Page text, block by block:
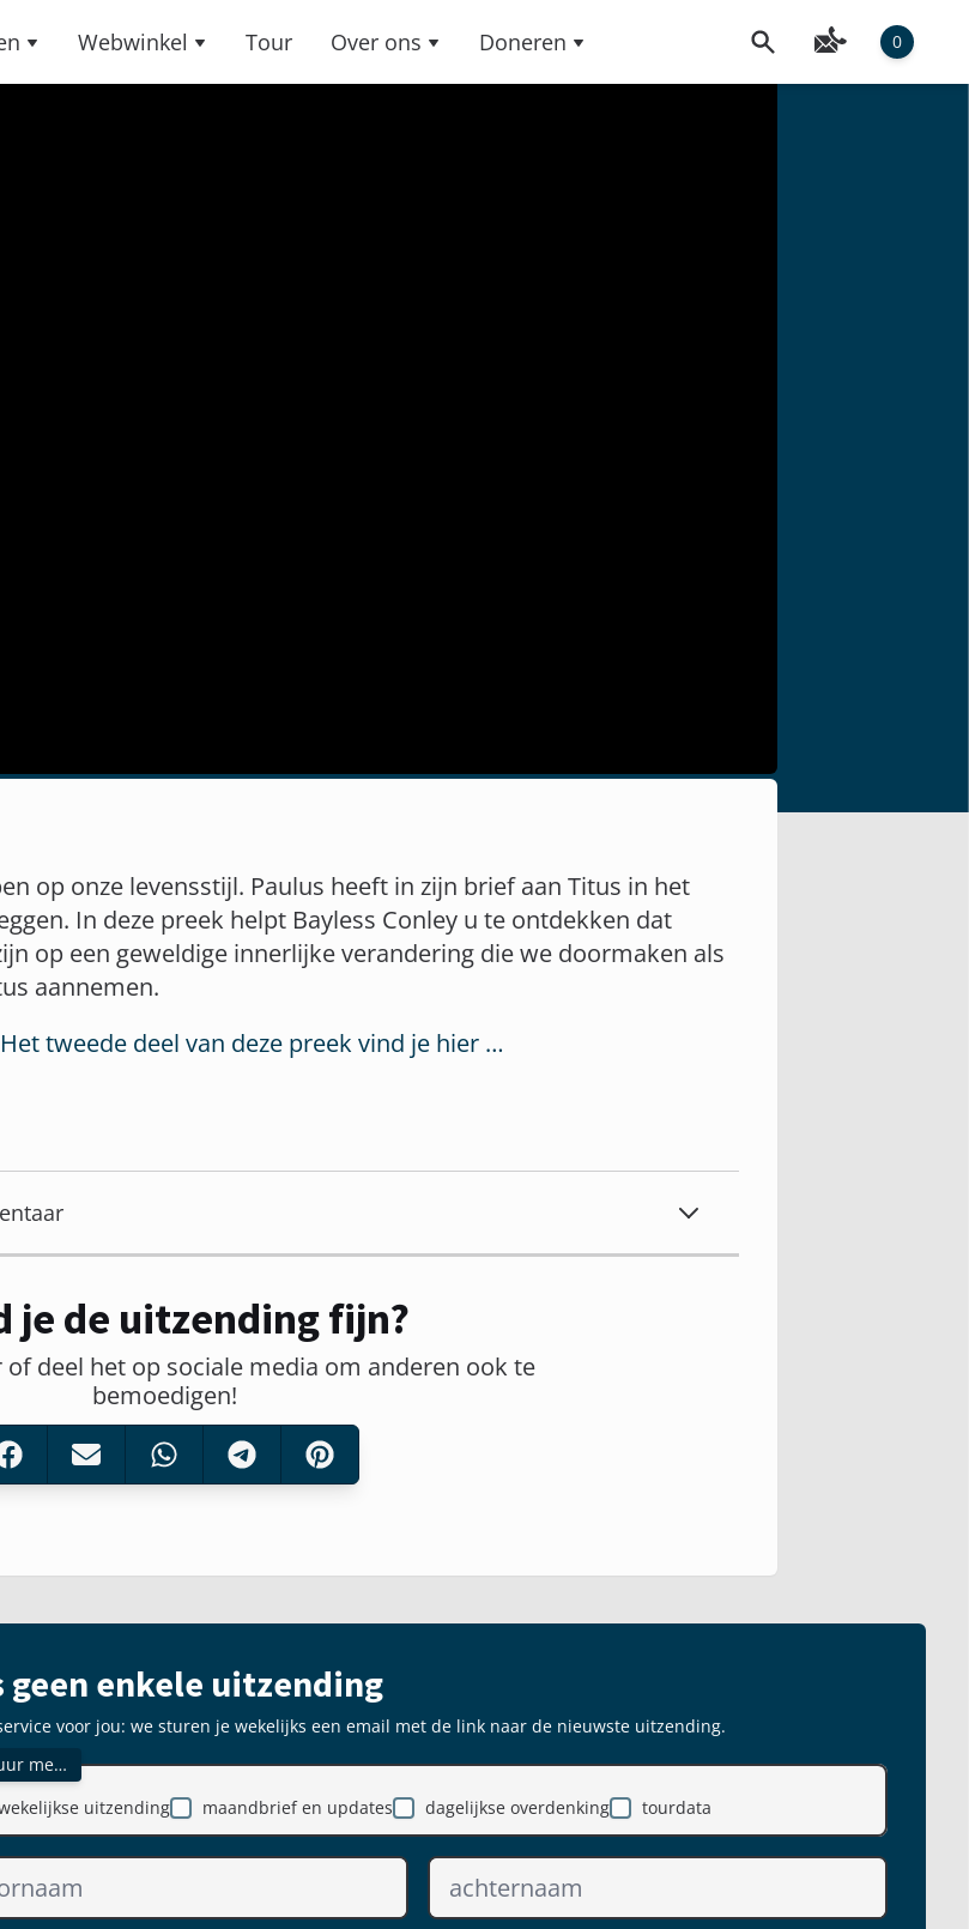
Webwinkel Tour Over ons Doneren 0
op onze levensstijl. Paulus heeft in zijn brief aan Titus in het
In deze preek helpt Bayless Conley u te ontdekken dat
op een geweldige innerlijke verandering die we doormaken als
aannemen.
Het tweede deel van deze preek vind je hier …
je de uitzending fijn?
deel het op sociale media om anderen ook te
bemoedigen!
geen enkele uitzending
voor jou: we sturen je wekelijks een email met de link naar de nieuwste uitzending.
me…
maandbrief en updates
dagelijkse overdenking
uitzending tourdata